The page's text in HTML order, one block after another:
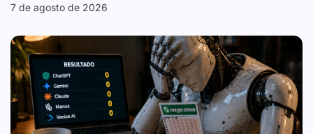
7 de agosto de 2026